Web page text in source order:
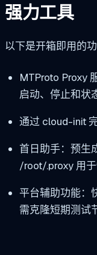
强力工具
以下是开箱即用的
MTProto Proxy
启动、停止和状
通过 cloud-init
首日助手：预生
/root/.proxy用于
平台辅助功能：
需克隆短期测试